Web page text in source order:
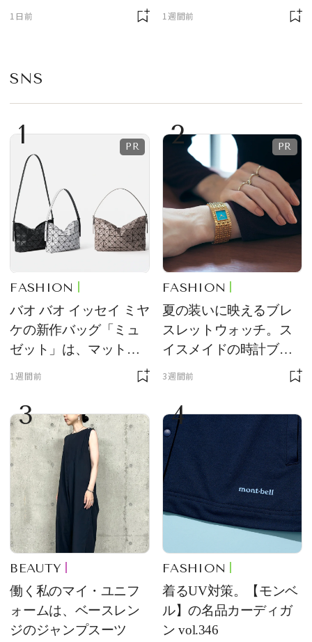
ニサイズもラインナッ
1日前 1週間前
SNS
1
FASHION
バオ バオ イッセイ ミヤ
ケの新作バッグ「ミュ
ゼット」は、マットな
1週間前
2
FASHION
夏の装いに映えるブレ
スレットウォッチ。ス
イスメイドの時計ブラ
ンド【フレデリック・
をレビュー。【それい
け！ 良品ハンター】
3週間前
3
BEAUTY
働く私のマイ・ユニフ
ォームは、ベースレン
ジのジャンプスーツ
4
FASHION
着るUV対策。【モンベ
ル】の名品カーディガ
ン vol.346